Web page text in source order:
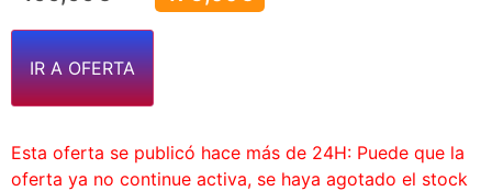
IR A OFERTA
Esta oferta se publicó hace más de 24H: Puede que la
oferta ya no continue activa, se haya agotado el stock